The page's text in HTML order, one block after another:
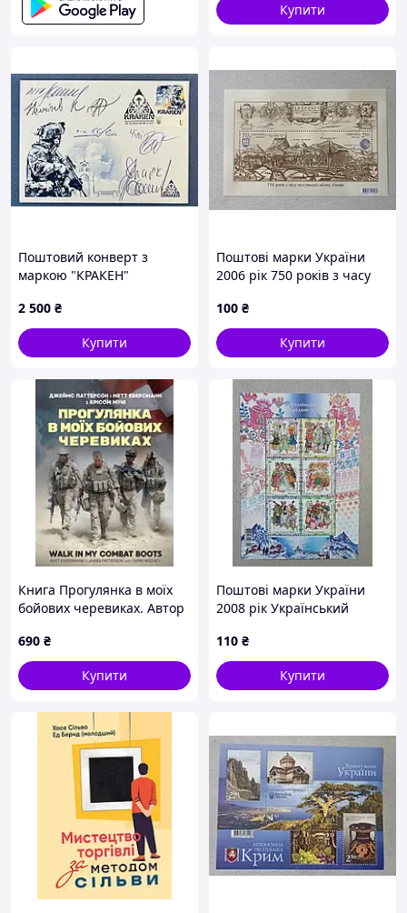
Купити
Поштовий конверт з
маркою "КРАКЕН"
підписами)
2 500 ₴
Купити
Поштові марки України
2006 рік 750 років з часу
100 ₴
Купити
Книга Прогулянка в моїх
бойових черевиках. Автор
Еверсманн (ЦУЛ)
690 ₴
Купити
Поштові марки України
2008 рік Український
110 ₴
Купити